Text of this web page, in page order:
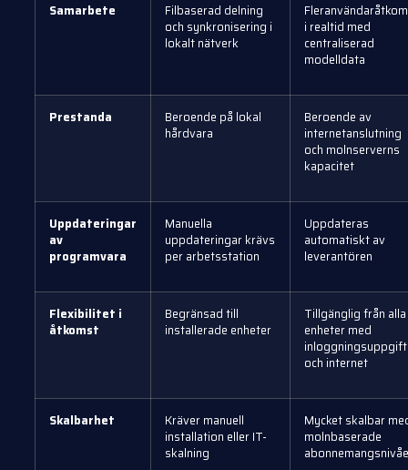
Samarbete
Filbaserad delning
och synkronisering i
lokalt nätverk
i realtid med
centraliserad
modelldata
Prestanda
Beroende på lokal
hårdvara
Beroende av
internetanslutning
och molnserverns
kapacitet
Uppdateringar
av
programvara
Manuella
uppdateringar krävs
per arbetsstation
Uppdateras
automatiskt av
leverantören
Flexibilitet i
åtkomst
Begränsad till
installerade enheter
Tillgänglig från alla
enheter med
och internet
Skalbarhet
Kräver manuell
installation eller IT-
skalning
Mycket skalbar
molnbaserade